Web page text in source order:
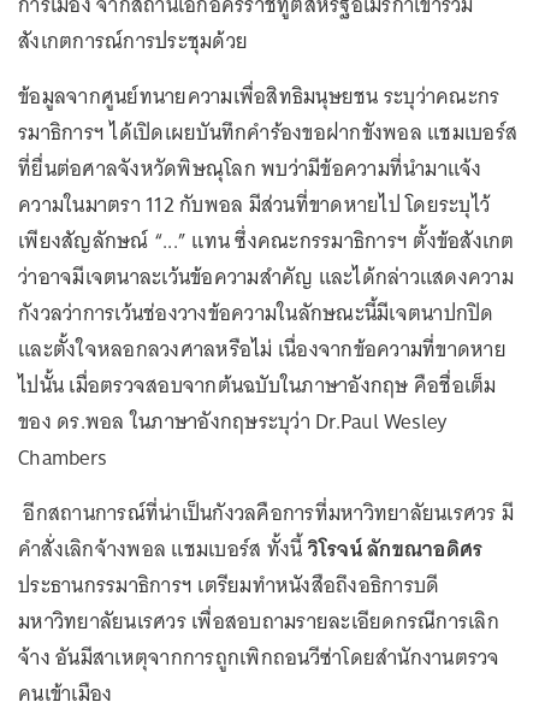
สังเกตการณ์การประชุมด้วย
ข้อมูลจากศูนย์ทนายความเพื่อสิทธิมนุษยชน ระบุว่าคณะกร
รมาธิการฯ ได้เปิดเผยบันทึกคำร้องขอฝากขังพอล แชมเบอร์ส
ที่ยื่นต่อศาลจังหวัดพิษณุโลก พบว่ามีข้อความที่นำมาแจ้ง
ความในมาตรา 112 กับพอล มีส่วนที่ขาดหายไป โดยระบุไว้
เพียงสัญลักษณ์ “...” แทน ซึ่งคณะกรรมาธิการฯ ตั้งข้อสังเกต
ว่าอาจมีเจตนาละเว้นข้อความสำคัญ และได้กล่าวแสดงความ
กังวลว่าการเว้นช่องวางข้อความในลักษณะนี้มีเจตนาปกปิด
และตั้งใจหลอกลวงศาลหรือไม่ เนื่องจากข้อความที่ขาดหาย
ไปนั้น เมื่อตรวจสอบจากต้นฉบับในภาษาอังกฤษ คือชื่อเต็ม
ของ ดร.พอล ในภาษาอังกฤษระบุว่า Dr.Paul Wesley
Chambers
อีกสถานการณ์ที่น่าเป็นกังวลคือการที่มหาวิทยาลัยนเรศวร มี
คำสั่งเลิกจ้างพอล แชมเบอร์ส ทั้งนี้วิโรจน์ ลักขณาอดิศร
ประธานกรรมาธิการฯ เตรียมทำหนังสือถึงอธิการบดี
มหาวิทยาลัยนเรศวร เพื่อสอบถามรายละเอียดกรณีการเลิก
จ้าง อันมีสาเหตุจากการถูกเพิกถอนวีซ่าโดยสำนักงานตรวจ
คนเข้าเมือง